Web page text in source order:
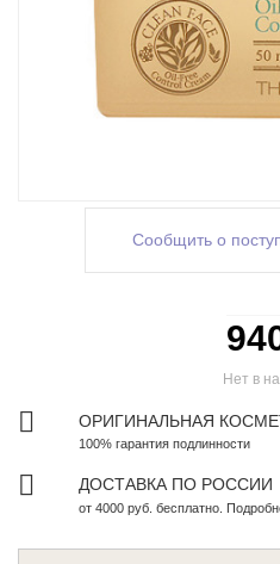
Сообщить о
Нет в
ОРИГИНАЛЬНАЯ
100% гарантия подлинности
ДОСТАВКА ПО РОССИИ
от 4000 руб. бесплатно.